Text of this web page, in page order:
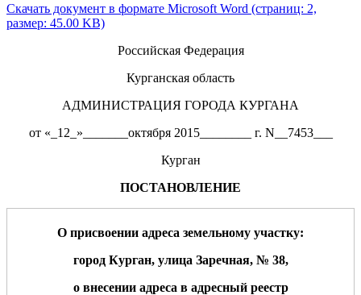
Скачать документ в формате Microsoft Word (страниц: 2,
размер: 45.00 KB)
Российская Федерация
Курганская область
АДМИНИСТРАЦИЯ ГОРОДА КУРГАНА
от «_12_»_______октября 2015________ г. N__7453___
Курган
ПОСТАНОВЛЕНИЕ
О присвоении адреса земельному участку:
город Курган, улица Заречная, № 38,
о внесении адреса в адресный реестр